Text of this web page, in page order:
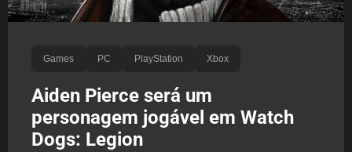
Games PC PlayStation Xbox
Aiden Pierce será um
personagem jogável em Watch
Dogs: Legion